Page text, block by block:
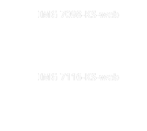
IMG 7098-KS-web
IMG 7116-KS-web